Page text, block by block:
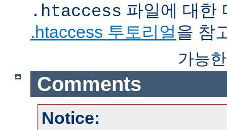
.htaccess 파일에 대한
.htaccess 투토리얼을 참
가능
Comments
Notice: